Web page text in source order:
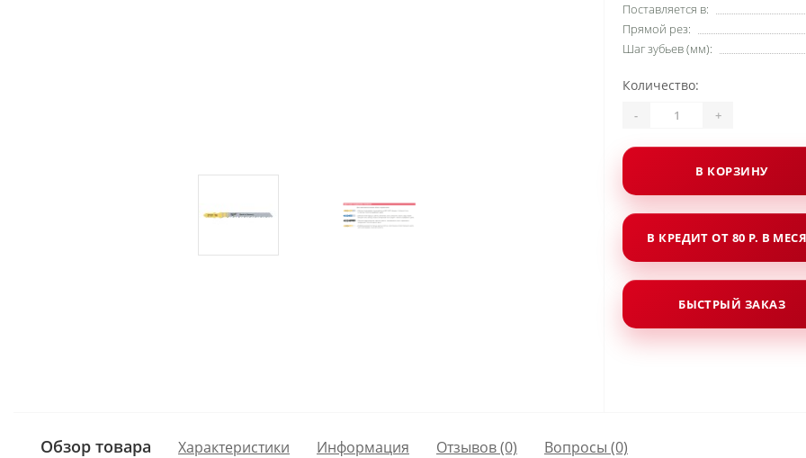
Поставляется в:
Прямой рез:
Шаг зубьев (мм):
Количество:
- +
В КОРЗИНУ
В КРЕДИТ ОТ 80 Р. В
БЫСТРЫЙ ЗАКАЗ
Обзор товара Характеристики Информация Отзывов (0) Вопросы (0)